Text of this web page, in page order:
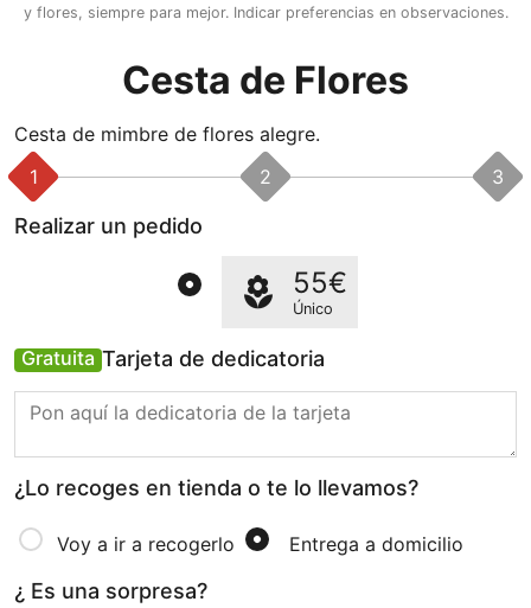
y flores, siempre para mejor. Indicar preferencias en observaciones.
Cesta de Flores
Cesta de mimbre de flores alegre.
1
2 3
Realizar un pedido
55€
Único
Gratuita Tarjeta de dedicatoria
¿Lo recoges en tienda o te lo llevamos?
Voy a ir a recogerlo Entrega a domicilio
¿ Es una sorpresa?